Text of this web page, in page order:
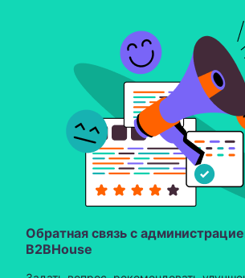
Обратная связь с
B2BHouse